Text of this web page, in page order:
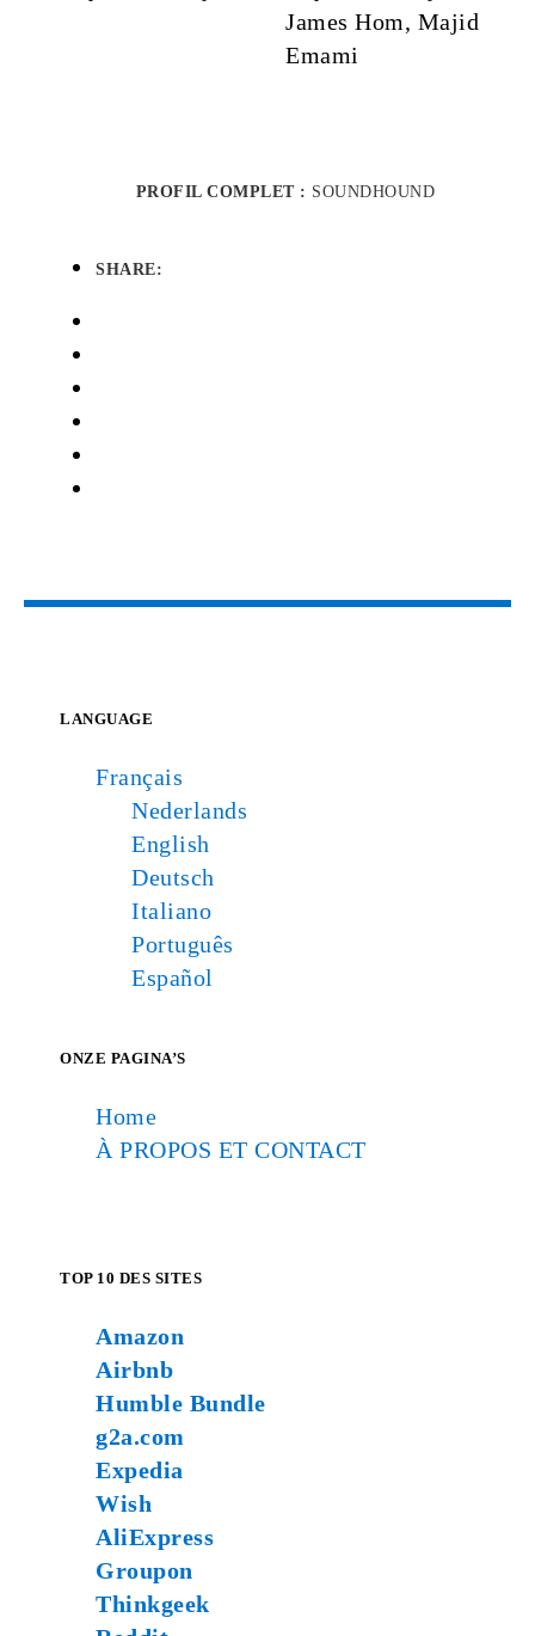
James Hom, Majid
Emami
PROFIL COMPLET : SOUNDHOUND
SHARE:
LANGUAGE
Français
Nederlands
English
Deutsch
Italiano
Português
Español
ONZE PAGINA’S
Home
À PROPOS ET CONTACT
TOP 10 DES SITES
Amazon
Airbnb
Humble Bundle
g2a.com
Expedia
Wish
AliExpress
Groupon
Thinkgeek